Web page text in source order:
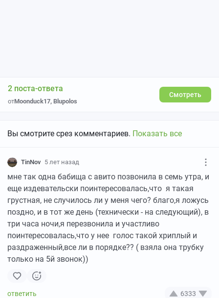
2 поста-ответа
отMoonduck17, Blupolos
Смотреть
Вы смотрите срез комментариев. Показать все
TinNov 5 лет назад
мне так одна бабища с авито позвонила в семь утра, и
еще издевательски поинтересовалась,что я такая
грустная, не случилось ли у меня чего? благо,я ложусь
поздно, и в тот же день (технически - на следующий), в
три часа ночи,я перезвонила и участливо
поинтересовалась,что у нее голос такой хриплый и
раздраженный,все ли в порядке?? ( взяла она трубку
только на 5й звонок))
6333